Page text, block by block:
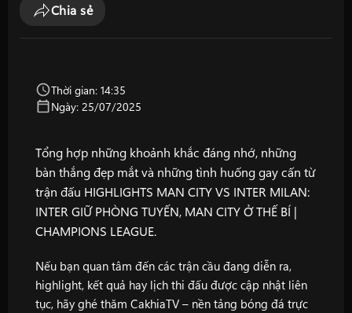
Chia sẻ
Thời gian: 14:35
Ngày: 25/07/2025
Tổng hợp những khoảnh khắc đáng nhớ, những
bàn thắng đẹp mắt và những tình huống gay cấn từ
trận đấu HIGHLIGHTS MAN CITY VS INTER MILAN:
INTER GIỮ PHÒNG TUYẾN, MAN CITY Ở THẾ BÍ |
CHAMPIONS LEAGUE.
Nếu bạn quan tâm đến các trận cầu đang diễn ra,
highlight, kết quả hay lịch thi đấu được cập nhật liên
tục, hãy ghé thăm CakhiaTV – nền tảng bóng đá trực